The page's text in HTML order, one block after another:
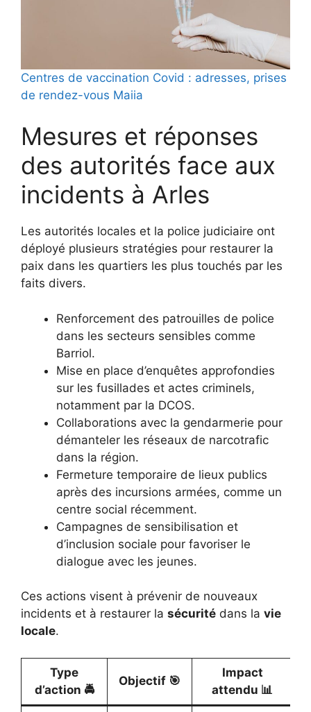
Centres de vaccination Covid : adresses, prises
de rendez-vous Maiia
Mesures et réponses
des autorités face aux
incidents à Arles
Les autorités locales et la police judiciaire ont
déployé plusieurs stratégies pour restaurer la
paix dans les quartiers les plus touchés par les
faits divers.
Renforcement des patrouilles de police
dans les secteurs sensibles comme
Barriol.
Mise en place d’enquêtes approfondies
sur les fusillades et actes criminels,
notamment par la DCOS.
Collaborations avec la gendarmerie pour
démanteler les réseaux de narcotrafic
dans la région.
Fermeture temporaire de lieux publics
après des incursions armées, comme un
centre social récemment.
Campagnes de sensibilisation et
d’inclusion sociale pour favoriser le
dialogue avec les jeunes.
Ces actions visent à prévenir de nouveaux
incidents et à restaurer la sécurité dans la vie
locale.
Type
d’action 🚔
Objectif 🎯
Impact
attendu 📊